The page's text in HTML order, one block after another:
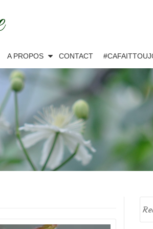
A PROPOS CONTACT